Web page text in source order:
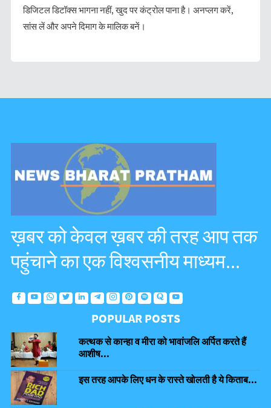
डिजिटल डिटॉक्स भागना नहीं, खुद पर कंट्रोल पाना है। अनप्लग करें,
सांस लें और अपने दिमाग के मालिक बनें।
ख़बर को केवल ख़बर की तरह आप तक
पहुंचाने का एक विश्वसनीय माध्यम...
POPULAR POSTS
कत्थक से कान्हा व मीरा को भावांजलि अर्पित करते हैं
आशीष...
इस तरह आपके लिए धन के रास्ते खोलती है ये किताब...